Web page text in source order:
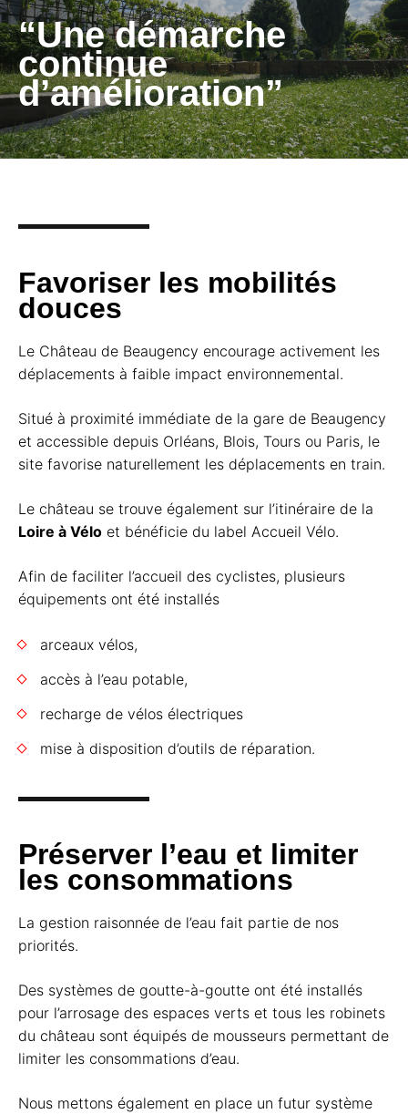
“Une démarche
continue
d’amélioration”
Favoriser les mobilités
douces
Le Château de Beaugency encourage activement les
déplacements à faible impact environnemental.
Situé à proximité immédiate de la gare de Beaugency
et accessible depuis Orléans, Blois, Tours ou Paris, le
site favorise naturellement les déplacements en train.
Le château se trouve également sur l’itinéraire de la
Loire à Vélo et bénéficie du label Accueil Vélo.
Afin de faciliter l’accueil des cyclistes, plusieurs
équipements ont été installés
arceaux vélos,
accès à l’eau potable,
recharge de vélos électriques
mise à disposition d’outils de réparation.
Préserver l’eau et limiter
les consommations
La gestion raisonnée de l’eau fait partie de nos
priorités.
Des systèmes de goutte-à-goutte ont été installés
pour l’arrosage des espaces verts et tous les robinets
du château sont équipés de mousseurs permettant de
limiter les consommations d’eau.
Nous mettons également en place un futur système